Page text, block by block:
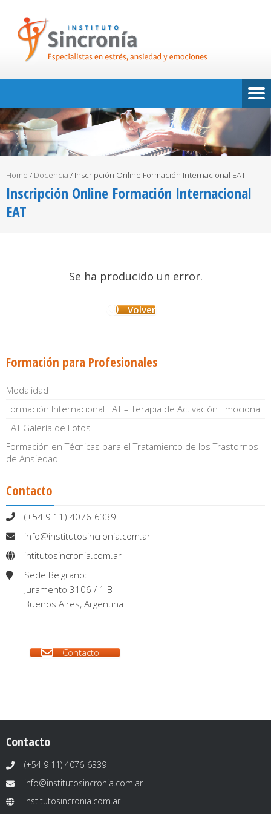
Home / Docencia / Inscripción Online Formación Internacional EAT
Inscripción Online Formación Internacional
EAT
Se ha producido un error.
Volver
Formación para Profesionales
Modalidad
Formación Internacional EAT – Terapia de Activación Emocional
EAT Galería de Fotos
Formación en Técnicas para el Tratamiento de los Trastornos
de Ansiedad
Contacto
(+54 9 11) 4076-6339
info@institutosincronia.com.ar
intitutosincronia.com.ar
Sede Belgrano:
Juramento 3106 / 1 B
Buenos Aires, Argentina
Contacto
Contacto
(+54 9 11) 4076-6339
info@institutosincronia.com.ar
institutosincronia.com.ar